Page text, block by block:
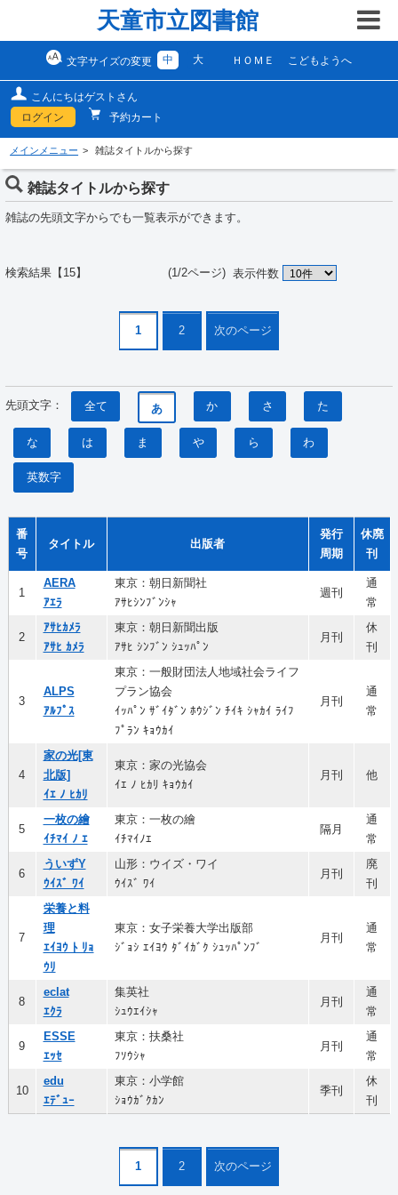
天童市立図書館
文字サイズの変更 中 大 ＨＯＭＥ こどもようへ
こんにちはゲストさん
ログイン
予約カート
メインメニュー 雑誌タイトルから探す
雑誌タイトルから探す
雑誌の先頭文字からでも一覧表示ができます。
検索結果【15】 (1/2ページ) 表示件数
1 2 次のページ
先頭文字： 全て あ か さ た
な は ま や ら わ
英数字
番
号
タイトル 出版者
発行
周期
休廃
刊
1
AERA
ｱｴﾗ
東京：朝日新聞社
ｱｻﾋｼﾝﾌﾞﾝｼｬ
週刊
通
常
2
ｱｻﾋｶﾒﾗ
ｱｻﾋ ｶﾒﾗ
東京：朝日新聞出版
ｱｻﾋ ｼﾝﾌﾞﾝ ｼｭｯﾊﾟﾝ
月刊
休
刊
3
ALPS
ｱﾙﾌﾟｽ
東京：一般財団法人地域社会ライフ
プラン協会
ｲｯﾊﾟﾝ ｻﾞｲﾀﾞﾝ ﾎｳｼﾞﾝ ﾁｲｷ ｼｬｶｲ ﾗｲﾌ
ﾌﾟﾗﾝ ｷｮｳｶｲ
月刊
通
常
4
家の光[東
北版]
ｲｴ ﾉ ﾋｶﾘ
東京：家の光協会
ｲｴ ﾉ ﾋｶﾘ ｷｮｳｶｲ
月刊 他
5
一枚の繪
ｲﾁﾏｲ ﾉ ｴ
東京：一枚の繪
ｲﾁﾏｲﾉｴ
隔月
通
常
6
ういずY
ｳｲｽﾞ ﾜｲ
山形：ウイズ・ワイ
ｳｲｽﾞ ﾜｲ
月刊
廃
刊
7
栄養と料
理
ｴｲﾖｳ ﾄ ﾘｮ
ｳﾘ
東京：女子栄養大学出版部
ｼﾞｮｼ ｴｲﾖｳ ﾀﾞｲｶﾞｸ ｼｭｯﾊﾟﾝﾌﾞ
月刊
通
常
8
eclat
ｴｸﾗ
集英社
ｼｭｳｴｲｼｬ
月刊
通
常
9
ESSE
ｴｯｾ
東京：扶桑社
ﾌｿｳｼｬ
月刊
通
常
10
edu
ｴﾃﾞｭｰ
東京：小学館
ｼｮｳｶﾞｸｶﾝ
季刊
休
刊
1 2 次のページ